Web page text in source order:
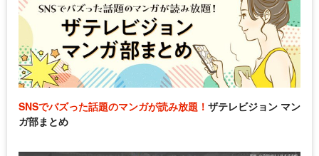
SNSでバズった話題のマンガが読み放題！ ザテレビジョン マン
ガ部まとめ